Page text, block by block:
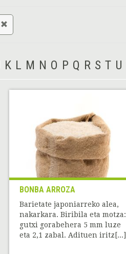
K L M N O P Q R S T U
BONBA ARROZA
Barietate japoniarreko alea,
nakarkara. Biribila eta motza:
gutxi gorabehera 5 mm luze
eta 2,1 zabal. Adituen iritz[...]